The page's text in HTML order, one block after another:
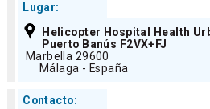
Lugar:
Helicopter Hospital Health
Puerto Banús F2VX+FJ
Marbella 29600
Málaga - España
Contacto: